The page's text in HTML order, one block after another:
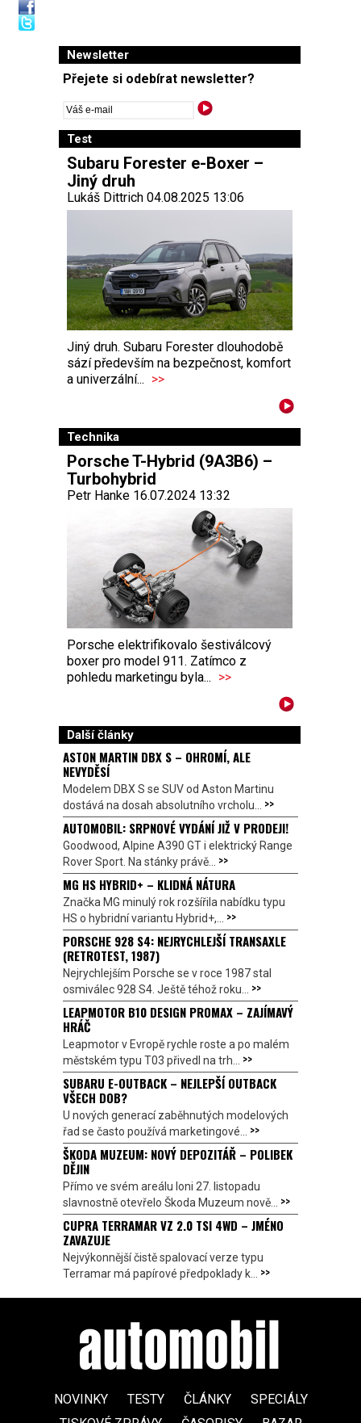
Newsletter
Přejete si odebírat newsletter?
Test
Subaru Forester e-Boxer –
Jiný druh
Lukáš Dittrich 04.08.2025 13:06
Jiný druh. Subaru Forester dlouhodobě
sází především na bezpečnost, komfort
a univerzální... >>
Technika
Porsche T-Hybrid (9A3B6) –
Turbohybrid
Petr Hanke 16.07.2024 13:32
Porsche elektrifikovalo šestiválcový
boxer pro model 911. Zatímco z
pohledu marketingu byla... >>
Další články
ASTON MARTIN DBX S – OHROMÍ, ALE
NEVYDĚSÍ
Modelem DBX S se SUV od Aston Martinu
dostává na dosah absolutního vrcholu... >>
AUTOMOBIL: SRPNOVÉ VYDÁNÍ JIŽ V PRODEJI!
Goodwood, Alpine A390 GT i elektrický Range
Rover Sport. Na stánky právě... >>
MG HS HYBRID+ – KLIDNÁ NÁTURA
Značka MG minulý rok rozšířila nabídku typu
HS o hybridní variantu Hybrid+,... >>
PORSCHE 928 S4: NEJRYCHLEJŠÍ TRANSAXLE
(RETROTEST, 1987)
Nejrychlejším Porsche se v roce 1987 stal
osmiválec 928 S4. Ještě téhož roku... >>
LEAPMOTOR B10 DESIGN PROMAX – ZAJÍMAVÝ
HRÁČ
Leapmotor v Evropě rychle roste a po malém
městském typu T03 přivedl na trh... >>
SUBARU E-OUTBACK – NEJLEPŠÍ OUTBACK
VŠECH DOB?
U nových generací zaběhnutých modelových
řad se často používá marketingové... >>
ŠKODA MUZEUM: NOVÝ DEPOZITÁŘ – POLIBEK
DĚJIN
Přímo ve svém areálu loni 27. listopadu
slavnostně otevřelo Škoda Muzeum nově... >>
CUPRA TERRAMAR VZ 2.0 TSI 4WD – JMÉNO
ZAVAZUJE
Nejvýkonnější čistě spalovací verze typu
Terramar má papírové předpoklady k... >>
NOVINKY TESTY ČLÁNKY
SPECIÁLY